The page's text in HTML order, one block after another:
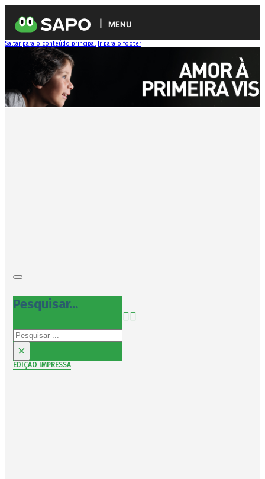
MENU
Saltar para o conteúdo principal Ir para o footer
Pesquisar...
Pesquisar
×
EDIÇÃO IMPRESSA